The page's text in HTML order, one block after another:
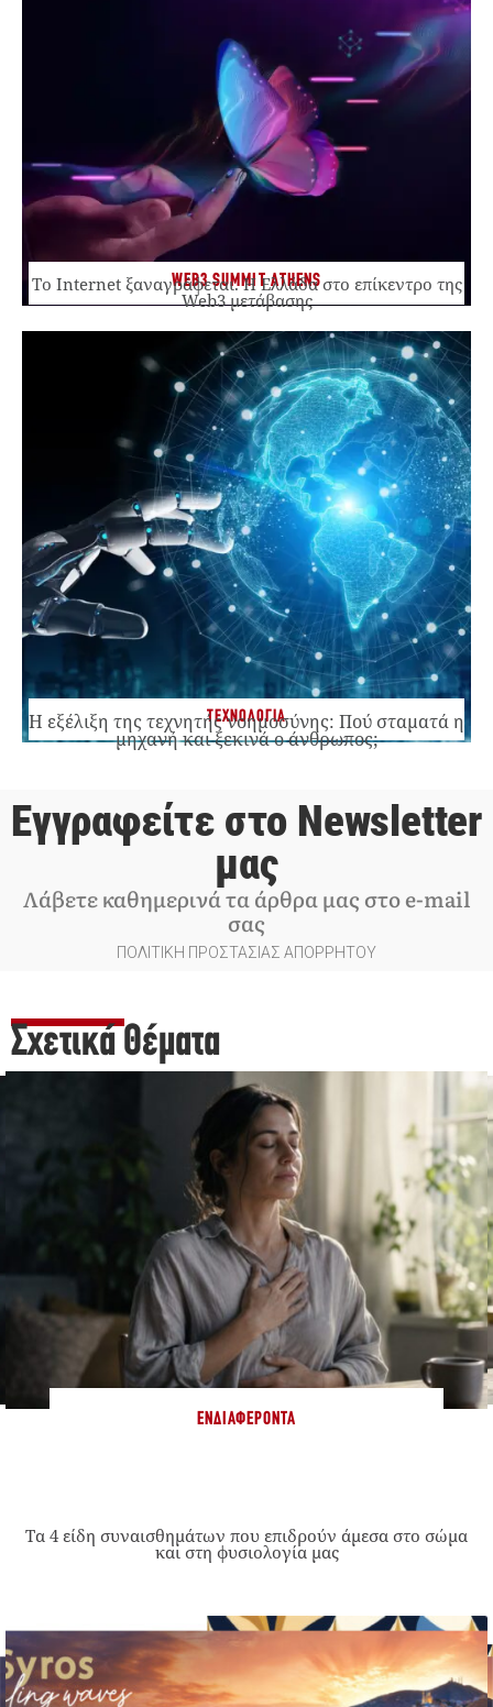
WEB3 SUMMIT ATHENS
Το Internet ξαναγράφεται. Η Ελλάδα στο επίκεντρο της
Web3 μετάβασης
ΤΕΧΝΟΛΟΓΙΑ
Η εξέλιξη της τεχνητής νοημοσύνης: Πού σταματά η
μηχανή και ξεκινά ο άνθρωπος;
Εγγραφείτε στο Newsletter
μας
Λάβετε καθημερινά τα άρθρα μας στο e-mail
σας
ΠΟΛΙΤΙΚΗ ΠΡΟΣΤΑΣΙΑΣ ΑΠΟΡΡΗΤΟΥ
Σχετικά Θέματα
ΕΝΔΙΑΦΈΡΟΝΤΑ
Τα 4 είδη συναισθημάτων που επιδρούν άμεσα στο σώμα
και στη φυσιολογία μας